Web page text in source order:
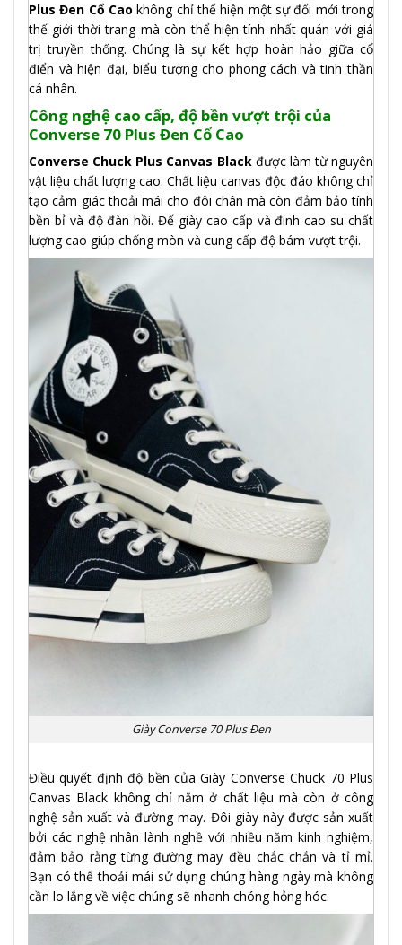
Plus Đen Cổ Cao không chỉ thể hiện một sự đổi mới trong
thế giới thời trang mà còn thể hiện tính nhất quán với giá
trị truyền thống. Chúng là sự kết hợp hoàn hảo giữa cổ
điển và hiện đại, biểu tượng cho phong cách và tinh thần
cá nhân.
Công nghệ cao cấp, độ bền vượt trội của
Converse 70 Plus Đen Cổ Cao
Converse Chuck Plus Canvas Blackđược làm từ nguyên
vật liệu chất lượng cao. Chất liệu canvas độc đáo không chỉ
tạo cảm giác thoải mái cho đôi chân mà còn đảm bảo tính
bền bỉ và độ đàn hồi. Đế giày cao cấp và đinh cao su chất
lượng cao giúp chống mòn và cung cấp độ bám vượt trội.
Giày Converse 70 Plus Đen
Điều quyết định độ bền của Giày Converse Chuck 70 Plus
Canvas Black không chỉ nằm ở chất liệu mà còn ở công
nghệ sản xuất và đường may. Đôi giày này được sản xuất
bởi các nghệ nhân lành nghề với nhiều năm kinh nghiệm,
đảm bảo rằng từng đường may đều chắc chắn và tỉ mỉ.
Bạn có thể thoải mái sử dụng chúng hàng ngày mà không
cần lo lắng về việc chúng sẽ nhanh chóng hỏng hóc.